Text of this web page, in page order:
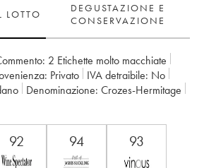
LOTTO
DEGUSTAZIONE E
CONSERVAZIONE
2 Etichette molto macchiate
privato IVA detraibile:
no
Denominazione:
Crozes-Hermitage
92 94 93